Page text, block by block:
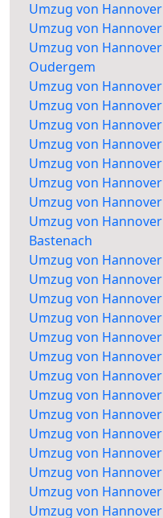
Umzug von
Umzug von
Umzug von
Oudergem
Umzug von
Umzug von
Umzug von
Umzug von
Umzug von
Umzug von
Umzug von
Umzug von
Bastenach
Umzug von
Umzug von
Umzug von
Umzug von
Umzug von
Umzug von
Umzug von
Umzug von
Umzug von
Umzug von
Umzug von
Umzug von
Umzug von
Umzug von